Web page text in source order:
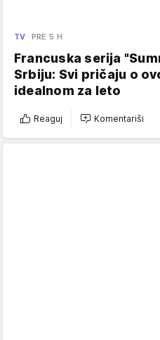
TV PRE 5 H
Francuska serija
Srbiju: Svi pričaju o
idealnom za leto
Reaguj Komentariši